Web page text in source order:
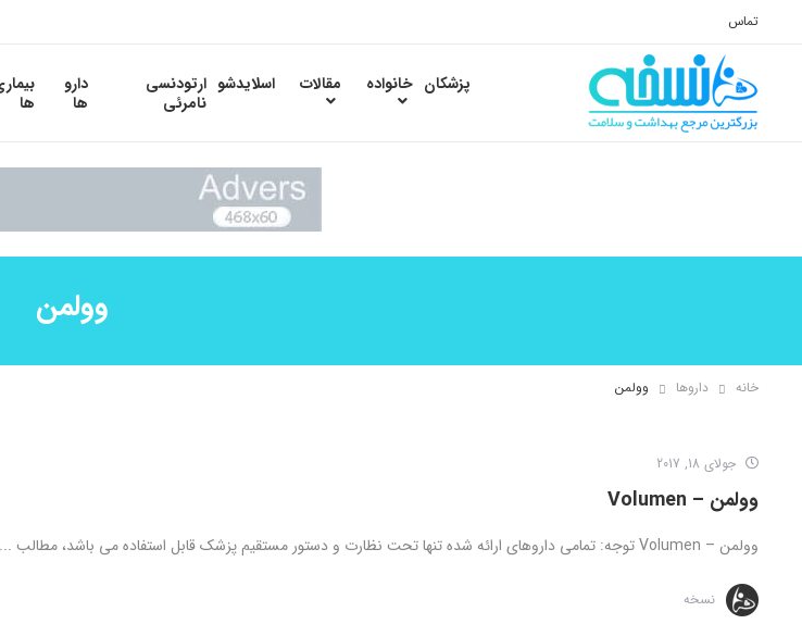
تماس
پزشکان خانواده مقالات اسلایدشو ارتودنسی
نامرئی
دارو
ها
ها
وولمن
خانه داروها وولمن
جولای 18, 2017
وولمن – Volumen
وولمن – Volumen توجه: تمامی داروهای ارائه شده تنها تحت نظارت و دستور مستقیم پزشک قابل استفاده می باشد، مطالب ...
نسخه